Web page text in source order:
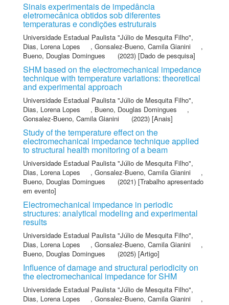
Sinais experimentais de impedância
eletromecânica obtidos sob diferentes
temperaturas e condições estruturais
Universidade Estadual Paulista "Júlio de Mesquita Filho",
Dias, Lorena Lopes
, Gonsalez-Bueno, Camila Gianini
,
Bueno, Douglas Domingues
(2023) [Dado de pesquisa]
SHM based on the electromechanical impedance
technique with temperature variations: theoretical
and experimental approach
Universidade Estadual Paulista "Júlio de Mesquita Filho",
Dias, Lorena Lopes
, Bueno, Douglas Domingues
,
Gonsalez-Bueno, Camila Gianini
(2023) [Anais]
Study of the temperature effect on the
electromechanical impedance technique applied
to structural health monitoring of a beam
Universidade Estadual Paulista "Júlio de Mesquita Filho",
Dias, Lorena Lopes
, Gonsalez-Bueno, Camila Gianini
,
Bueno, Douglas Domingues
(2021) [Trabalho apresentado
em evento]
Electromechanical impedance in periodic
structures: analytical modeling and experimental
results
Universidade Estadual Paulista "Júlio de Mesquita Filho",
Dias, Lorena Lopes
, Gonsalez-Bueno, Camila Gianini
,
Bueno, Douglas Domingues
(2025) [Artigo]
Influence of damage and structural periodicity on
the electromechanical impedance for SHM
Universidade Estadual Paulista "Júlio de Mesquita Filho",
Dias, Lorena Lopes
, Gonsalez-Bueno, Camila Gianini
,